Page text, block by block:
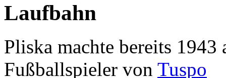
Laufbahn
Pliska machte bereits 1943
Fußballspieler von Tuspo